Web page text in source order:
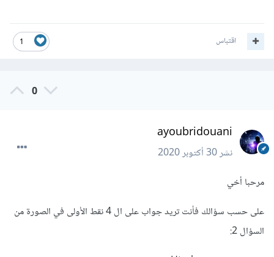
1 اقتباس
0
ayoubridouani
نشر30 أكتوبر 2020
مرحبا أخي
على حسب سؤالك فأنت تريد جواب على ال 4 نقط الأولى في الصورة من
السؤال 2: